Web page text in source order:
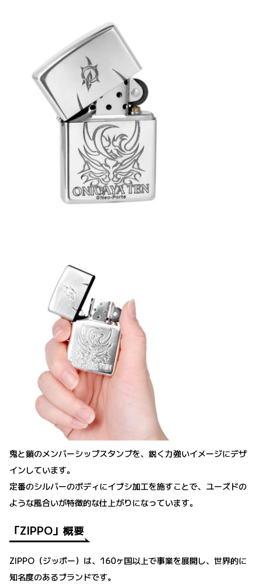
鬼と鎖のメンバーシップスタンプを、鋭く力強いイメージにデザ
インしています。
定番のシルバーのボディにイブシ加工を施すことで、ユーズドの
ような風合いが特徴的な仕上がりになっています。
「ZIPPO」概要
ZIPPO（ジッポー）は、160ヶ国以上で事業を展開し、世界的に
知名度のあるブランドです。